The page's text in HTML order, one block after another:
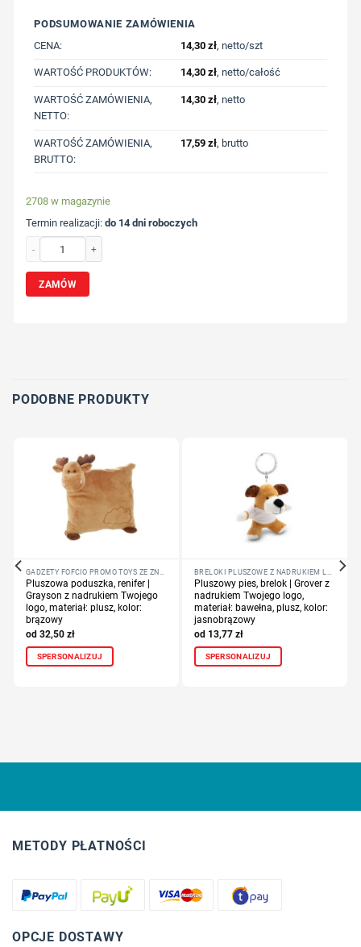
PODSUMOWANIE ZAMÓWIENIA
CENA:
14,30 zł, netto/szt
WARTOŚĆ PRODUKTÓW: 14,30 zł, netto/całość
WARTOŚĆ ZAMÓWIENIA,
NETTO:
14,30 zł, netto
WARTOŚĆ ZAMÓWIENIA,
BRUTTO:
17,59 zł, brutto
2708 w magazynie
Termin realizacji:do 14 dni roboczych
ZAMÓW
PODOBNE PRODUKTY
GADŻETY FOFCIO PROMO TOYS ZE ZNAKOWANIEM
Pluszowa poduszka, renifer |
Grayson z nadrukiem Twojego
logo, materiał: plusz, kolor:
brązowy
32,50 zł
SPERSONALIZUJ
BRELOKI PLUSZOWE Z NADRUKIEM LOGO FIRMY
Pluszowy pies, brelok | Grover z
nadrukiem Twojego logo,
materiał: bawełna, plusz, kolor:
jasnobrązowy
13,77 zł
SPERSONALIZUJ
METODY PŁATNOŚCI
OPCJE DOSTAWY